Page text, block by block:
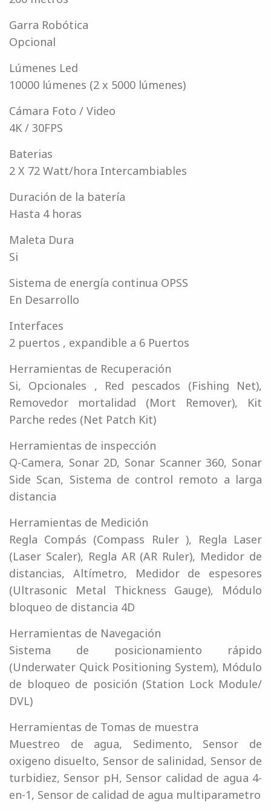
Garra Robótica
Opcional
Lúmenes Led
10000 lúmenes (2 x 5000 lúmenes)
Cámara Foto / Video
4K / 30FPS
Baterias
2 X 72 Watt/hora Intercambiables
Duración de la batería
Hasta 4 horas
Maleta Dura
Si
Sistema de energía continua OPSS
En Desarrollo
Interfaces
2 puertos , expandible a 6 Puertos
Herramientas de Recuperación
Si, Opcionales , Red pescados (Fishing Net),
Removedor mortalidad (Mort Remover), Kit
Parche redes (Net Patch Kit)
Herramientas de inspección
Q-Camera, Sonar 2D, Sonar Scanner 360, Sonar
Side Scan, Sistema de control remoto a larga
distancia
Herramientas de Medición
Regla Compás (Compass Ruler ), Regla Laser
(Laser Scaler), Regla AR (AR Ruler), Medidor de
distancias, Altímetro, Medidor de espesores
(Ultrasonic Metal Thickness Gauge), Módulo
bloqueo de distancia 4D
Herramientas de Navegación
Sistema de posicionamiento rápido
(Underwater Quick Positioning System), Módulo
de bloqueo de posición (Station Lock Module/
DVL)
Herramientas de Tomas de muestra
Muestreo de agua, Sedimento, Sensor de
oxigeno disuelto, Sensor de salinidad, Sensor de
turbidiez, Sensor pH, Sensor calidad de agua 4-
en-1, Sensor de calidad de agua multiparametro